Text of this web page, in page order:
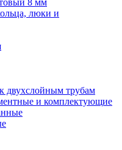
люки и
двухслойным трубам
и комплектующие